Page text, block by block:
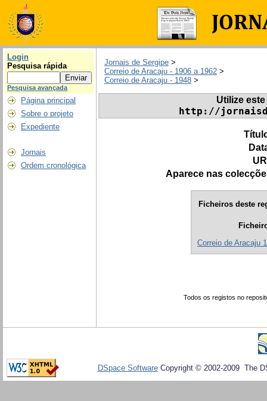
Login
Pesquisa rápida
Pesquisa avançada
Página principal
Sobre o projeto
Expediente
Jornais
Ordem cronológica
Jornais de Sergipe >
Correio de Aracaju - 1906 a 1962 >
Correio de Aracaju - 1948 >
Utilize
http://
Aparece nas
Ficheiros deste
Correio de Aracaju
Todos os registos no
DSpace Software Copyright © 2002-2009 The